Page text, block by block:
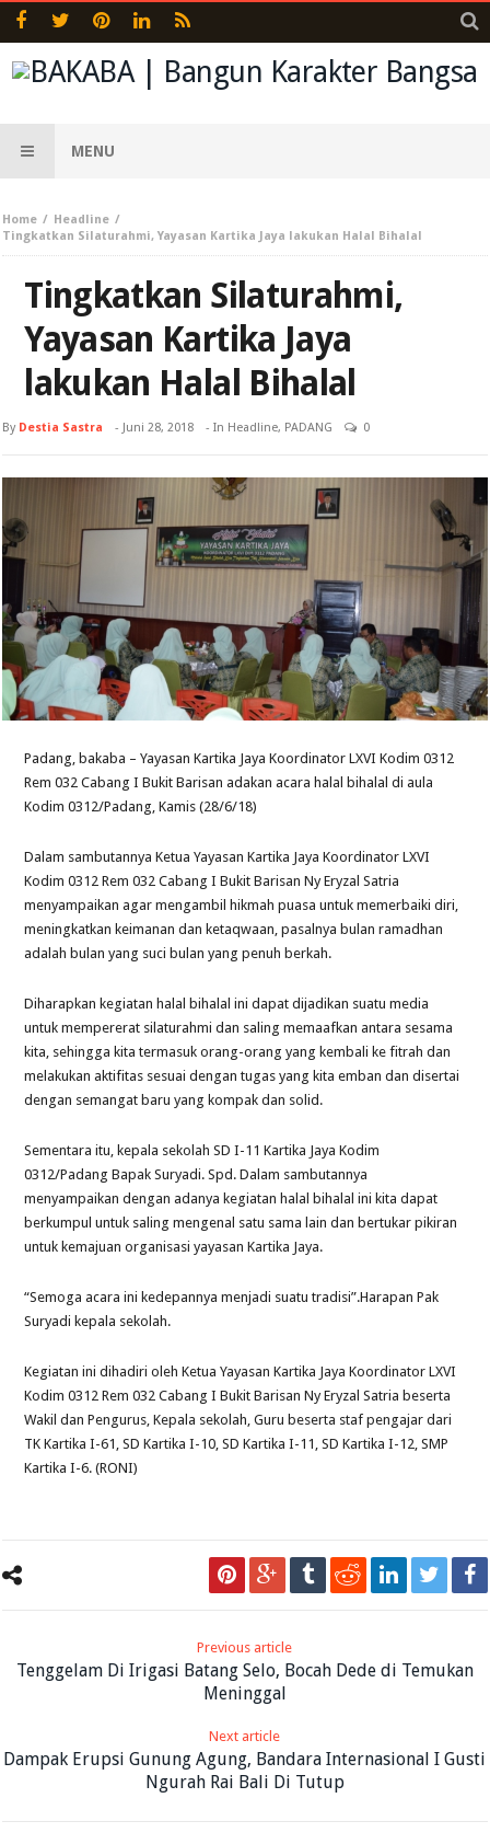
MENU
Home
Headline
Tingkatkan Silaturahmi, Yayasan Kartika Jaya lakukan Halal Bihalal
Tingkatkan Silaturahmi,
Yayasan Kartika Jaya
lakukan Halal Bihalal
By Destia Sastra - Juni 28, 2018 - In Headline, PADANG 0
Padang, bakaba – Yayasan Kartika Jaya Koordinator LXVI Kodim 0312
Rem 032 Cabang I Bukit Barisan adakan acara halal bihalal di aula
Kodim 0312/Padang, Kamis (28/6/18)
Dalam sambutannya Ketua Yayasan Kartika Jaya Koordinator LXVI
Kodim 0312 Rem 032 Cabang I Bukit Barisan Ny Eryzal Satria
menyampaikan agar mengambil hikmah puasa untuk memerbaiki diri,
meningkatkan keimanan dan ketaqwaan, pasalnya bulan ramadhan
adalah bulan yang suci bulan yang penuh berkah.
Diharapkan kegiatan halal bihalal ini dapat dijadikan suatu media
untuk mempererat silaturahmi dan saling memaafkan antara sesama
kita, sehingga kita termasuk orang-orang yang kembali ke fitrah dan
melakukan aktifitas sesuai dengan tugas yang kita emban dan disertai
dengan semangat baru yang kompak dan solid.
Sementara itu, kepala sekolah SD I-11 Kartika Jaya Kodim
0312/Padang Bapak Suryadi. Spd. Dalam sambutannya
menyampaikan dengan adanya kegiatan halal bihalal ini kita dapat
berkumpul untuk saling mengenal satu sama lain dan bertukar pikiran
untuk kemajuan organisasi yayasan Kartika Jaya.
“Semoga acara ini kedepannya menjadi suatu tradisi”.Harapan Pak
Suryadi kepala sekolah.
Kegiatan ini dihadiri oleh Ketua Yayasan Kartika Jaya Koordinator LXVI
Kodim 0312 Rem 032 Cabang I Bukit Barisan Ny Eryzal Satria beserta
Wakil dan Pengurus, Kepala sekolah, Guru beserta staf pengajar dari
TK Kartika I-61, SD Kartika I-10, SD Kartika I-11, SD Kartika I-12, SMP
Kartika I-6. (RONI)
Previous article
Tenggelam Di Irigasi Batang Selo, Bocah Dede di Temukan
Meninggal
Next article
Dampak Erupsi Gunung Agung, Bandara Internasional I Gusti
Ngurah Rai Bali Di Tutup